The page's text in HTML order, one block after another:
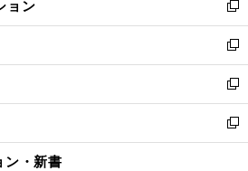
く
ィ
ン
ド
ウ
で
開
く
い
ウ
ィ
ン
ド
ウ
で
開
ョン
新
し
い
ウ
ィ
ン
ド
ウ
新
し
い
ウ
ィ
ン
新
し
い
ウ
新
し
ン・新書